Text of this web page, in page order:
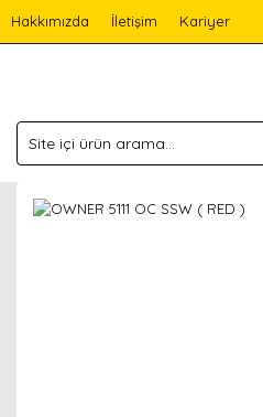
Hakkımızda İletişim Kariyer